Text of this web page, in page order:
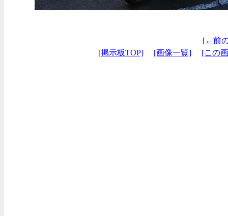
[←前
[掲示板TOP]
[画像一覧] [この